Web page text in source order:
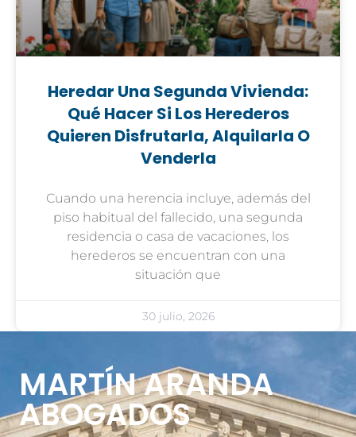
Heredar Una Segunda Vivienda:
Qué Hacer Si Los Herederos
Quieren Disfrutarla, Alquilarla O
Venderla
Cuando una herencia incluye, además del
piso habitual del fallecido, una segunda
residencia o casa de vacaciones, los
herederos se encuentran con una
situación que
30 julio, 2026
MARTÍN ARANDA
ABOGADOS